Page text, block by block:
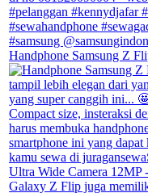
Handphone Samsung Z